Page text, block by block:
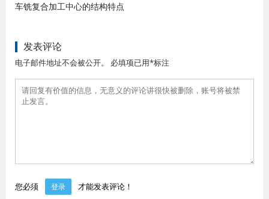
车铣复合加工中心的结构特点
发表评论
电子邮件地址不会被公开。 必填项已用*标注
您必须 登录 才能发表评论！